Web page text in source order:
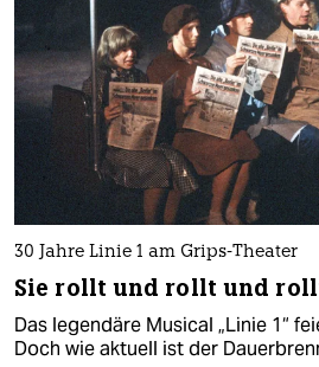
30 Jahre Linie 1 am Grips-Theater
Sie rollt und rollt und
Das legendäre Musical „Linie 1“
Doch wie aktuell ist der